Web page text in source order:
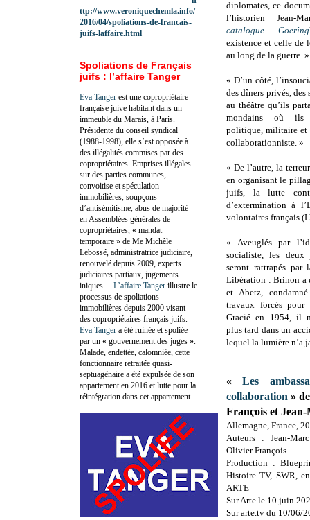
diplomates, ce
l’historien Jean-
catalogue Goering
existence et celle de
au long de la guerre. »
« D’un côté,
des dîners privés, des
au théâtre qu’ils
mondains où ils
politique, militaire et
collaborationniste. »
« De l’autre, la
en organisant le
juifs, la lutte
d’extermination à
volontaires français
« Aveuglés par
socialiste, les deux
seront rattrapés par
Libération : Brinon a
et Abetz,
travaux forcés pour
Gracié en 1954, il
plus tard dans un
lequel la lumière n’a
«Les
collaboration »
François et
Allemagne, France,
Auteurs : Jean-
Olivier François
Production :
Histoire TV, SWR,
ARTE
Sur Arte le 10 juin
Sur arte.tv du 10/06/
ttp://www.veroniquechemla.info/
2016/04/spoliations-de-francais-
juifs-laffaire.html
Spoliations de Français
juifs : l’affaire Tanger
Eva Tanger est une copropriétaire
française juive habitant dans un
immeuble du Marais, à Paris.
Présidente du conseil syndical
(1988-1998), elle s’est opposée à
des illégalités commises par des
copropriétaires. Emprises illégales
sur des parties communes,
convoitise et spéculation
immobilières, soupçons
d’antisémitisme, abus de majorité
en Assemblées générales de
copropriétaires, « mandat
temporaire » de Me Michèle
Lebossé, administratrice judiciaire,
renouvelé depuis 2009, experts
judiciaires partiaux, jugements
iniques… L’affaire Tanger illustre le
processus de spoliations
immobilières depuis 2000 visant
des copropriétaires français juifs.
Eva Tanger a été ruinée et spoliée
par un « gouvernement des juges ».
Malade, endettée, calomniée, cette
fonctionnaire retraitée quasi-
septuagénaire a été expulsée de son
appartement en 2016 et lutte pour la
réintégration dans cet appartement.